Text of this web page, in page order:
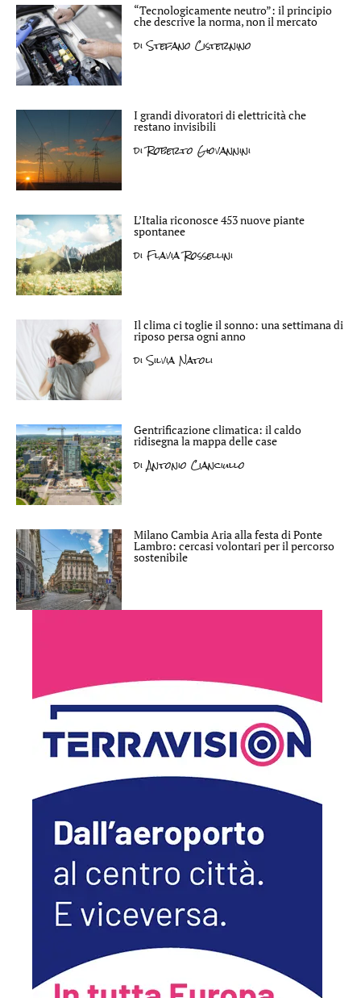
“Tecnologicamente neutro”: il principio
che descrive la norma, non il mercato
diStefano Cisternino
I grandi divoratori di elettricità che
restano invisibili
diRoberto Giovannini
L’Italia riconosce 453 nuove piante
spontanee
di Flavia Rossellini
Il clima ci toglie il sonno: una settimana di
riposo persa ogni anno
diSilvia Natoli
Gentrificazione climatica: il caldo
ridisegna la mappa delle case
diAntonio Cianciullo
Milano Cambia Aria alla festa di Ponte
Lambro: cercasi volontari per il percorso
sostenibile